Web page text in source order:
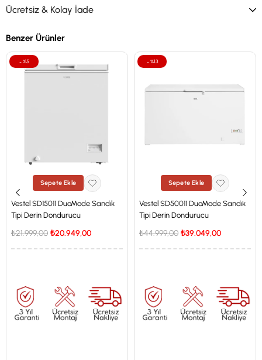
Ücretsiz & Kolay İade
Benzer Ürünler
Sepete Ekle
Vestel SD15011 DuoMode Sandık
Tipi Derin Dondurucu
₺20.949,00
₺21.999,00
%5
Sepete Ekle
Vestel SD50011 DuoMode Sandık
Tipi Derin Dondurucu
₺39.049,00
₺44.999,00
%13